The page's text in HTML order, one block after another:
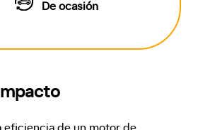
De ocasión